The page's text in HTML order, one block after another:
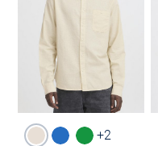
+2